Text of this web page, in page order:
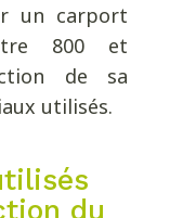
un carport
800 et
de sa
utilisés.
du